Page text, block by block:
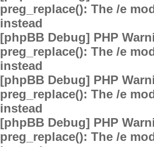
preg_replace(): The /e
instead
[phpBB Debug] PHP
preg_replace(): The /e
instead
[phpBB Debug] PHP
preg_replace(): The /e
instead
[phpBB Debug] PHP
preg_replace(): The /e